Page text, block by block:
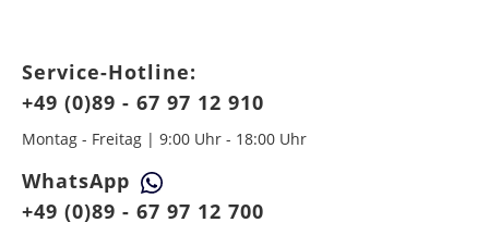
Service-Hotline:
+49 (0)89 - 67 97 12 910
Montag - Freitag | 9:00 Uhr - 18:00 Uhr
WhatsApp
+49 (0)89 - 67 97 12 700